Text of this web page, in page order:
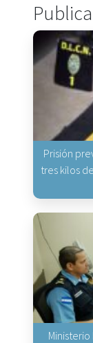
Prisión
tres kilos